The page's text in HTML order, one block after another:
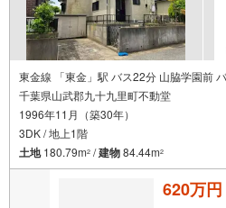
東金線 「東金」駅 バス22分 山脇学園前
千葉県山武郡九十九里町不動堂
1996年11月（築30年）
3DK / 地上1階
土地180.79m2 /建物84.44m2
620万円